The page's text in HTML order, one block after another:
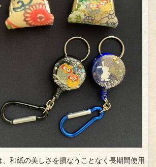
、和紙の美しさを損なうことなく長期間使用